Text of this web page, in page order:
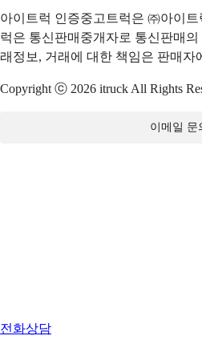
아이트럭 인증중고트럭은 ㈜아이
럭은 통신판매중개자로 통신판매
래정보, 거래에 대한 책임은 판매자
Copyright ⓒ 2026 itruck All Rights
이메일 문
전화상담